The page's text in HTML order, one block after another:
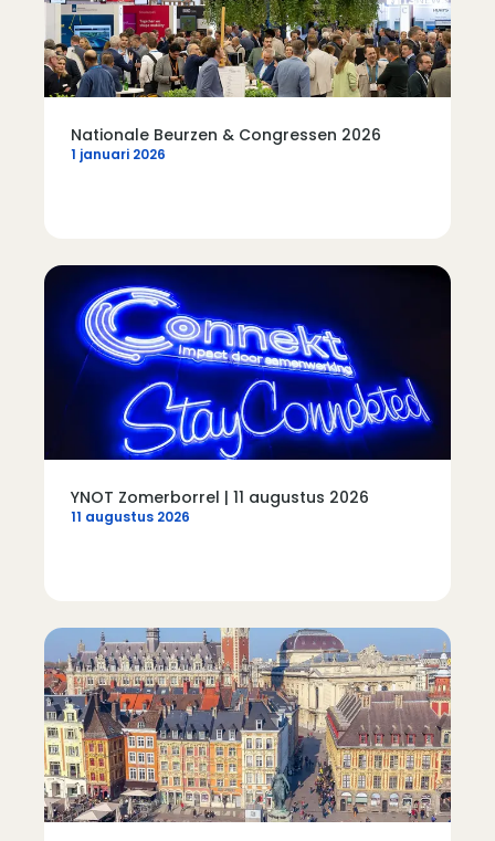
Nationale Beurzen & Congressen 2026
1 januari 2026
YNOT Zomerborrel | 11 augustus 2026
11 augustus 2026